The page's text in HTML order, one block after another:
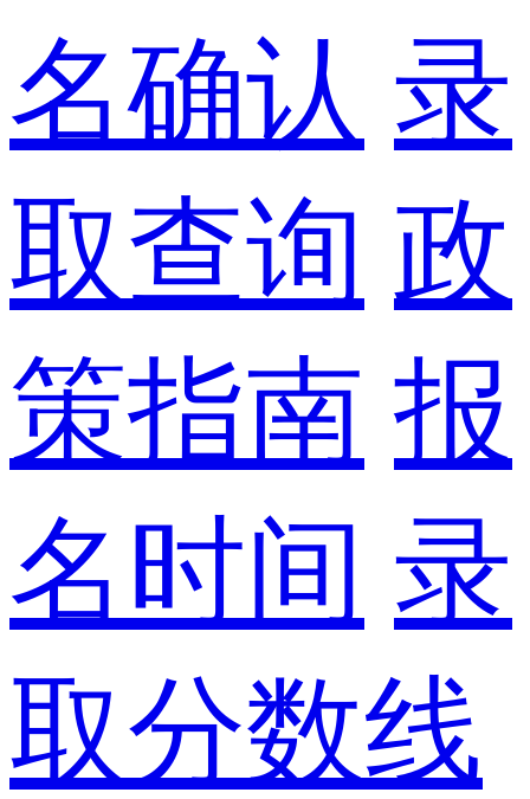
名确认 录
取查询 政
策指南 报
名时间 录
取分数线